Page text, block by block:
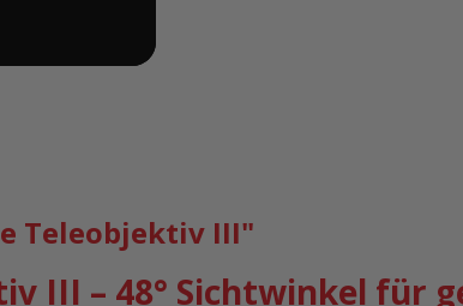
Teleobjektiv III"
III – 48° Sichtwinkel für